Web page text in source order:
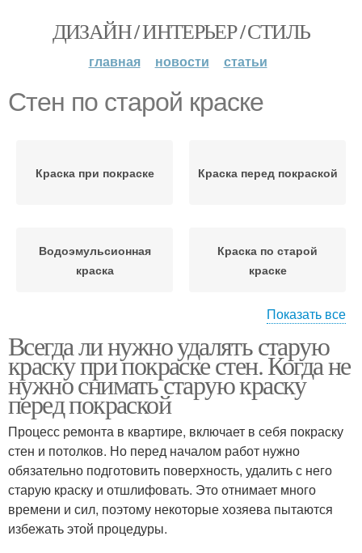
ДИЗАЙН / ИНТЕРЬЕР / СТИЛЬ
главная новости статьи
Стен по старой краске
Краска при покраске Краска перед покраской
Водоэмульсионная
краска
Краска по старой
краске
краске
Укрывные краски
Авто по старой краске Старая краска
Масляная краска
Показать все
Всегда ли нужно удалять старую
краску при покраске стен. Когда не
нужно снимать старую краску
перед покраской
Процесс ремонта в квартире, включает в себя покраску
стен и потолков. Но перед началом работ нужно
обязательно подготовить поверхность, удалить с него
старую краску и отшлифовать. Это отнимает много
времени и сил, поэтому некоторые хозяева пытаются
избежать этой процедуры.